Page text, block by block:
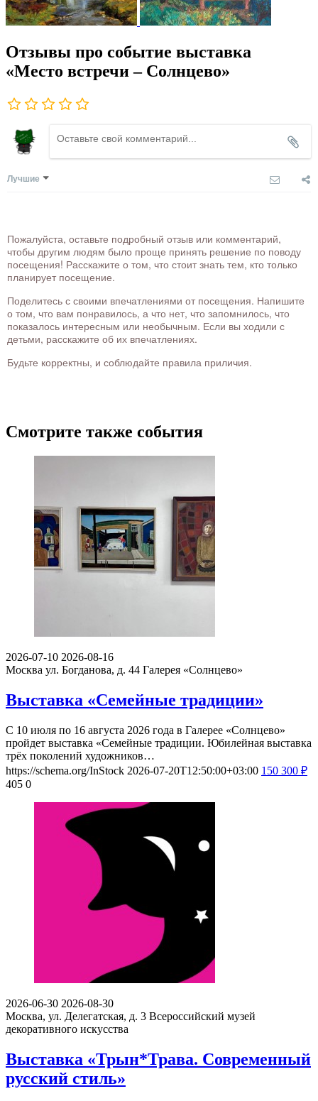
Отзывы про событие выставка
«Место встречи – Солнцево»
Лучшие
Пожалуйста, оставьте подробный отзыв или комментарий,
чтобы другим людям было проще принять решение по поводу
посещения! Расскажите о том, что стоит знать тем, кто только
планирует посещение.
Поделитесь с своими впечатлениями от посещения. Напишите
о том, что вам понравилось, а что нет, что запомнилось, что
показалось интересным или необычным. Если вы ходили с
детьми, расскажите об их впечатлениях.
Будьте корректны, и соблюдайте правила приличия.
Смотрите также события
2026-07-10 2026-08-16
Москва ул. Богданова, д. 44 Галерея «Солнцево»
Выставка «Семейные традиции»
С 10 июля по 16 августа 2026 года в Галерее «Солнцево»
пройдет выставка «Семейные традиции. Юбилейная выставка
трёх поколений художников…
https://schema.org/InStock 2026-07-20T12:50:00+03:00 150 300 ₽
405 0
2026-06-30 2026-08-30
Москва, ул. Делегатская, д. 3 Всероссийский музей
декоративного искусства
Выставка «Трын*Трава. Современный
русский стиль»